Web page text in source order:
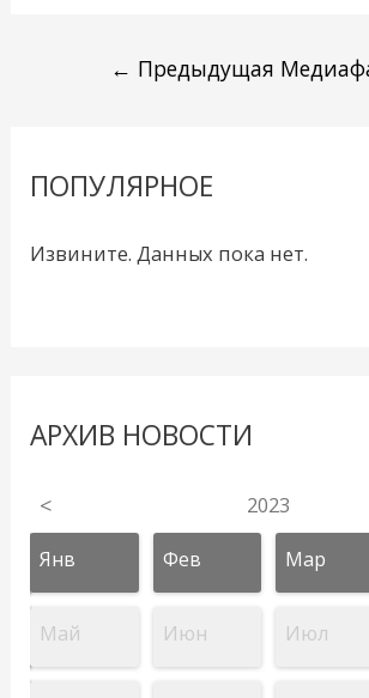
← Предыдущая
ПОПУЛЯРНОЕ
Извините. Данных пока нет.
АРХИВ НОВОСТИ
< 2023
Янв Фев Мар
Май Июн Июл